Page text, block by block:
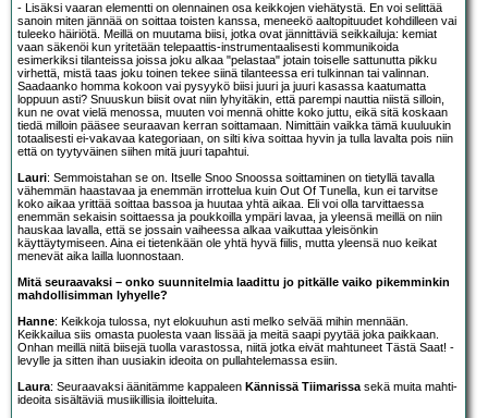
- Lisäksi vaaran elementti on olennainen osa keikkojen viehätystä. En voi selittää
sanoin miten jännää on soittaa toisten kanssa, meneekö aaltopituudet kohdilleen vai
tuleeko häiriötä. Meillä on muutama biisi, jotka ovat jännittäviä seikkailuja: kemiat
vaan säkenöi kun yritetään telepaattis-instrumentaalisesti kommunikoida
esimerkiksi tilanteissa joissa joku alkaa "pelastaa" jotain toiselle sattunutta pikku
virhettä, mistä taas joku toinen tekee siinä tilanteessa eri tulkinnan tai valinnan.
Saadaanko homma kokoon vai pysyykö biisi juuri ja juuri kasassa kaatumatta
loppuun asti? Snuuskun biisit ovat niin lyhyitäkin, että parempi nauttia niistä silloin,
kun ne ovat vielä menossa, muuten voi mennä ohitte koko juttu, eikä sitä koskaan
tiedä milloin pääsee seuraavan kerran soittamaan. Nimittäin vaikka tämä kuuluukin
totaalisesti ei-vakavaa kategoriaan, on silti kiva soittaa hyvin ja tulla lavalta pois niin
että on tyytyväinen siihen mitä juuri tapahtui.
Lauri: Semmoistahan se on. Itselle Snoo Snoossa soittaminen on tietyllä tavalla
vähemmän haastavaa ja enemmän irrottelua kuin Out Of Tune lla, kun ei tarvitse
koko aikaa yrittää soittaa bassoa ja huutaa yhtä aikaa. Eli voi olla tarvittaessa
enemmän sekaisin soittaessa ja poukkoilla ympäri lavaa, ja yleensä meillä on niin
hauskaa lavalla, että se jossain vaiheessa alkaa vaikuttaa yleisönkin
käyttäytymiseen. Aina ei tietenkään ole yhtä hyvä fiilis, mutta yleensä nuo keikat
menevät aika lailla luonnostaan.
Mitä seuraavaksi – onko suunnitelmia laadittu jo pitkälle vaiko pikemminkin
mahdollisimman lyhyelle?
Hanne: Keikkoja tulossa, nyt elokuuhun asti melko selvää mihin mennään.
Keikkailua siis omasta puolesta vaan lissää ja meitä saapi pyytää joka paikkaan.
Onhan meillä niitä biisejä tuolla varastossa, niitä jotka eivät mahtuneet Tästä Saat! -
levylle ja sitten ihan uusiakin ideoita on pullahtelemassa esiin.
Laura: Seuraavaksi äänitämme kappaleen Kännissä Tiimarissasekä muita mahti-
ideoita sisältäviä musiikillisia iloitteluita.